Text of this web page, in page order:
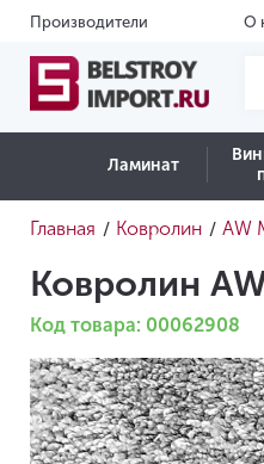
Производители О
Ламинат
Главная / Ковролин / AW
Ковролин
Код товара: 00062908